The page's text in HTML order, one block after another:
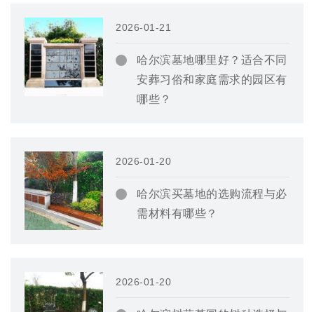
2026-01-21
哈尔滨墓地哪里好？适合不同
安葬习俗和家庭需求的园区有
哪些？
2026-01-20
哈尔滨买墓地的选购流程与必
需材料有哪些？
2026-01-20